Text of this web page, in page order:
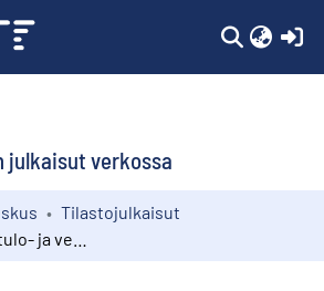
julkaisut verkossa
Tilastojulkaisut